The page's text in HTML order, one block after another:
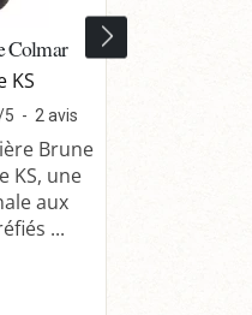
Colmar
KS
5 - 2 avis
Brune
KS, une
aux
...